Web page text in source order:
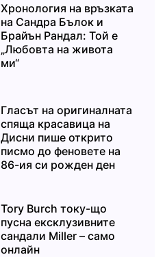
Хронология на връзката
на Сандра Бълок и
Брайън Рандал: Той е
„Любовта на живота
ми“
Гласът на оригиналната
спяща красавица на
Дисни пише открито
писмо до феновете на
86-ия си рожден ден
Tory Burch току-що
пусна ексклузивните
сандали Miller – само
онлайн